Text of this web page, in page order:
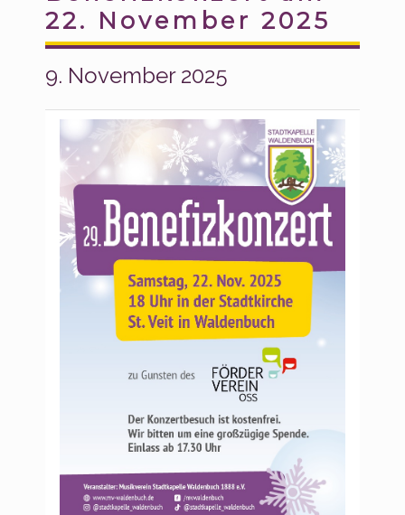
22. November 2025
9. November 2025